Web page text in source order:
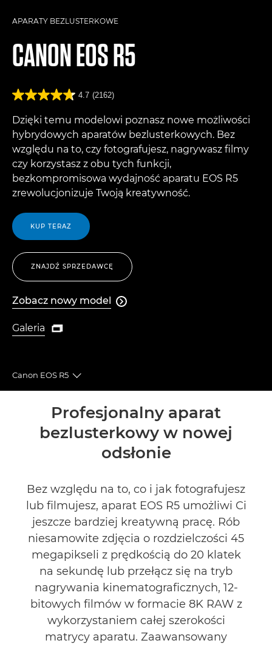
APARATY BEZLUSTERKOWE
CANONEOS R5
4.7 (2162)
Dzięki temu modelowi poznasz nowe możliwości
hybrydowych aparatów bezlusterkowych. Bez
względu na to, czy fotografujesz, nagrywasz filmy
czy korzystasz z obu tych funkcji,
bezkompromisowa wydajność aparatu EOS R5
zrewolucjonizuje Twoją kreatywność.
KUP TERAZ
ZNAJDŹ SPRZEDAWCĘ
Zobacz nowy model
Zobacz nowy model

Galeria
Galeria

Canon EOS R5
Toggle breadcrumbs
Wprowadzenie
Dane techniczne
Recenzje
Pomoc techniczna
ZNAJDŹ SPRZEDAWCĘ
Profesjonalny aparat
bezlusterkowy w nowej
odsłonie
Bez względu na to, co i jak fotografujesz
lub filmujesz, aparat EOS R5 umożliwi Ci
jeszcze bardziej kreatywną pracę. Rób
niesamowite zdjęcia o rozdzielczości 45
megapikseli z prędkością do 20 klatek
na sekundę lub przełącz się na tryb
nagrywania kinematograficznych, 12-
bitowych filmów w formacie 8K RAW z
wykorzystaniem całej szerokości
matrycy aparatu. Zaawansowany